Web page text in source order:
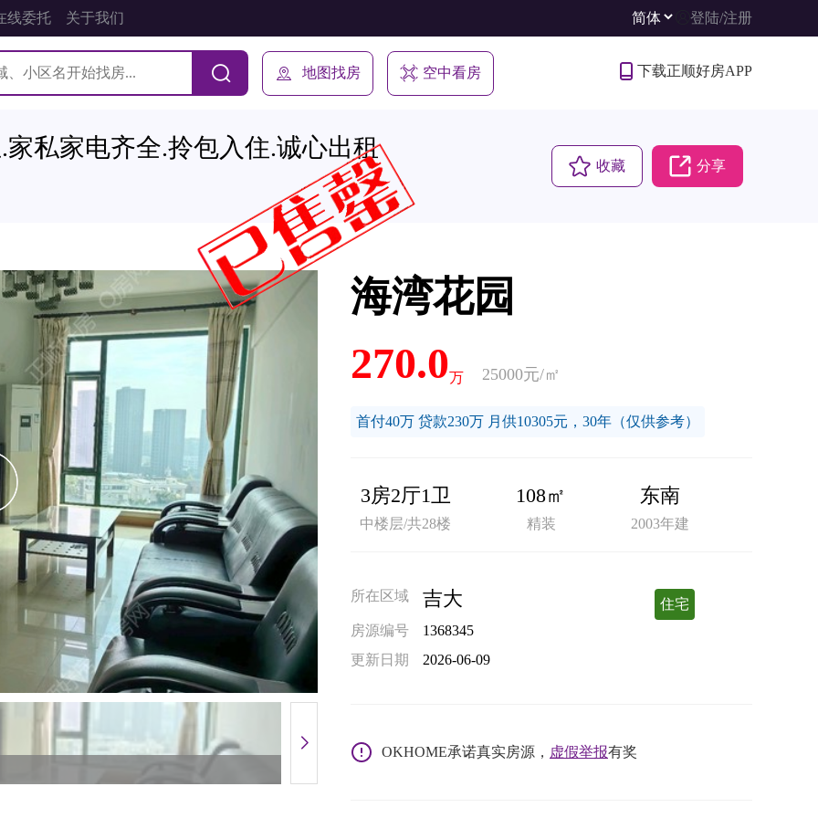
线委托 关于我们 登陆/注册
地图找房 空中看房 下载正顺好房APP
私家电齐全.拎包入住.诚心出租
收藏 分享
海湾花园
270.0万 25000元/㎡
首付40万 贷款230万 月供10305元，30年（仅供参考）
3房2厅1卫
中楼层/共28楼
108㎡
精装
东南
2003年建
住宅
所在区域 吉大
房源编号
1368345
更新日期
2026-06-09
OKHOME承诺真实房源， 虚假举报有奖